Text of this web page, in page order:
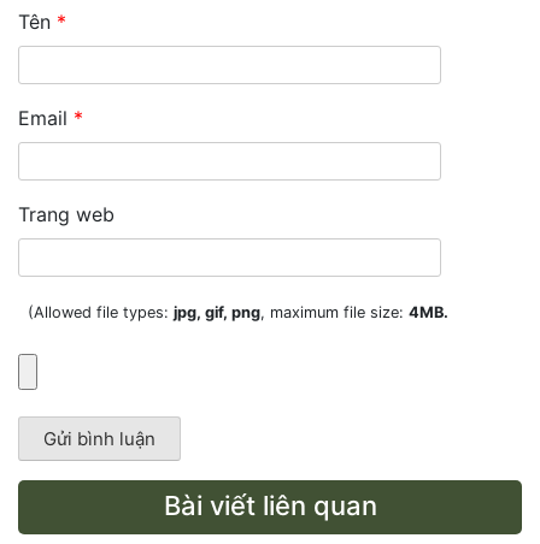
Tên *
Email *
Trang web
(Allowed file types: jpg, gif, png, maximum file size: 4MB.
Bài viết liên quan